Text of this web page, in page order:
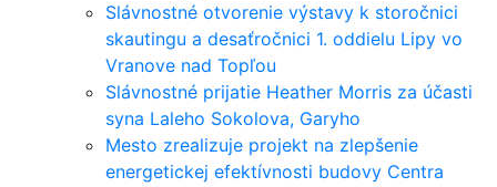
Slávnostné otvorenie výstavy k storočnici
skautingu a desaťročnici 1. oddielu Lipy vo
Vranove nad Topľou
Slávnostné prijatie Heather Morris za účasti
syna Laleho Sokolova, Garyho
Mesto zrealizuje projekt na zlepšenie
energetickej efektívnosti budovy Centra